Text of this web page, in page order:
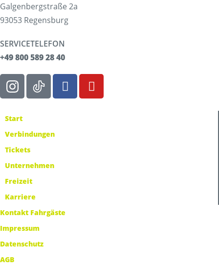
Galgenbergstraße 2a
93053 Regensburg
SERVICETELEFON
+49 800 589 28 40
Start
Verbindungen
Tickets
Unternehmen
Freizeit
Karriere
Kontakt Fahrgäste
Impressum
Datenschutz
AGB